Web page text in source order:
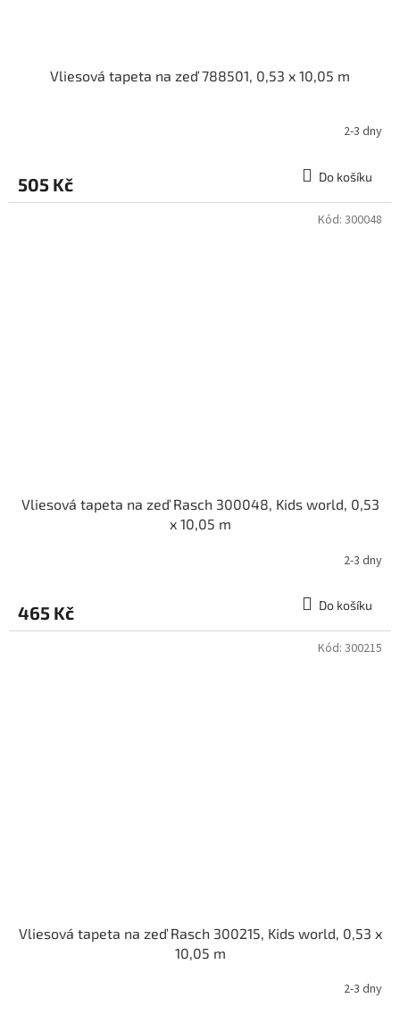
Vliesová tapeta na zeď 788501, 0,53 x 10,05 m
2-3 dny
505 Kč Do košíku
Vliesová tapeta na zeď Rasch 300048, Kids world, 0,53
x 10,05 m
2-3 dny
465 Kč Do košíku
Kód: 300048
Vliesová tapeta na zeď Rasch 300215, Kids world, 0,53 x
10,05 m
2-3 dny
Kód: 300215